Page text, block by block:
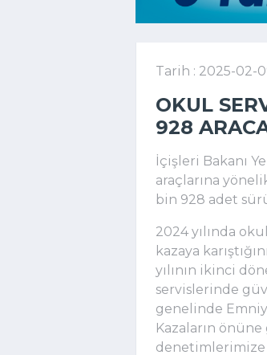
Tarih : 2025-02-
OKUL
928
İçişleri Bakanı
araçlarına
bin 928 adet
2024 yılında
kazaya
yılının ikinci
servislerinde
genelinde
Kazaların
denetimlerimize